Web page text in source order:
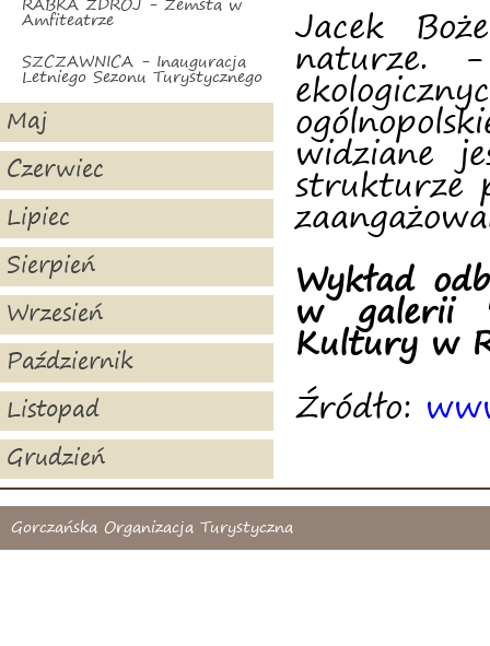
RABKA ZDRÓJ - Zemsta w
Amfiteatrze
SZCZAWNICA - Inauguracja
Letniego Sezonu Turystycznego
Maj
Czerwiec
Lipiec
Sierpień
Wrzesień
Październik
Listopad
Grudzień
Jacek
naturze. -
widziane
strukturze
Wykład
w galerii
Kultury w
Źródło:
Gorczańska Organizacja Turystyczna